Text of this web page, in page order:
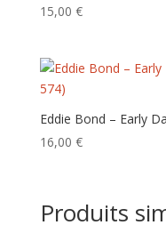
15,00 €
Eddie Bond – Early
16,00 €
Produits